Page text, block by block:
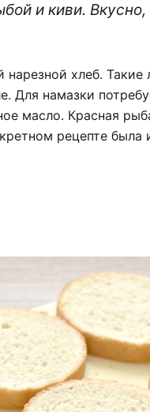
и киви.
хлеб. Такие
Для намазки
масло. Красная
рецепте была